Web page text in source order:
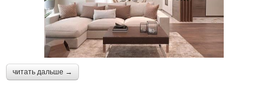
читать дальше →